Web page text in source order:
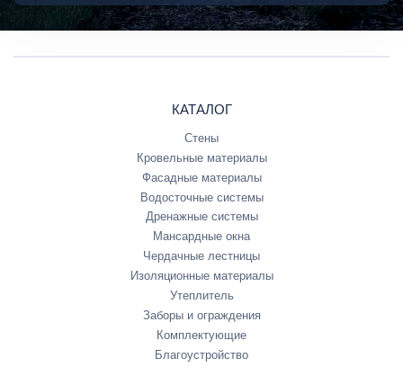
КАТАЛОГ
Стены
Кровельные материалы
Фасадные материалы
Водосточные системы
Дренажные системы
Мансардные окна
Чердачные лестницы
Изоляционные материалы
Утеплитель
Заборы и ограждения
Комплектующие
Благоустройство